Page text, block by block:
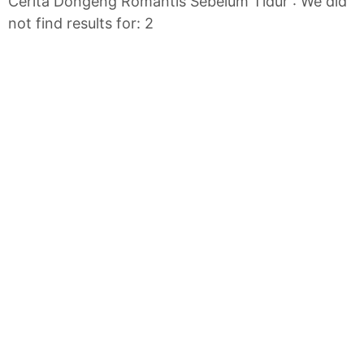
not find results for: 2